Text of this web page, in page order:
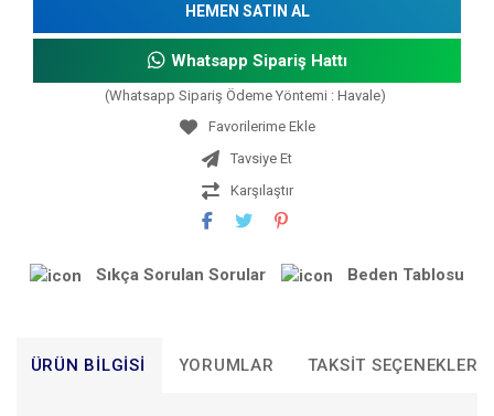
HEMEN SATIN AL
Whatsapp Sipariş Hattı
(Whatsapp Sipariş Ödeme Yöntemi : Havale)
Tavsiye Et
Karşılaştır
Sıkça Sorulan Sorular Beden Tablosu
ÜRÜN BILGISI YORUMLAR TAKSIT SEÇENEKLERI